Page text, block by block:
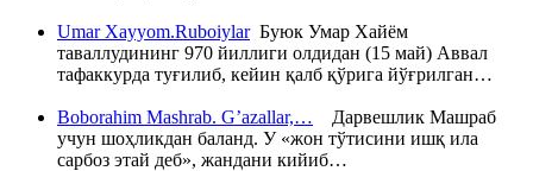
Umar Xayyom.RuboiylarБуюк Умар Хайём
таваллудининг 970 йиллиги олдидан (15 май) Аввал
тафаккурда туғилиб, кейин қалб қўрига йўғрилган…
Boborahim Mashrab. G’azallar,… Дарвешлик Машраб
учун шоҳликдан баланд. У «жон тўтисини ишқ ила
сарбоз этай деб», жандани кийиб…